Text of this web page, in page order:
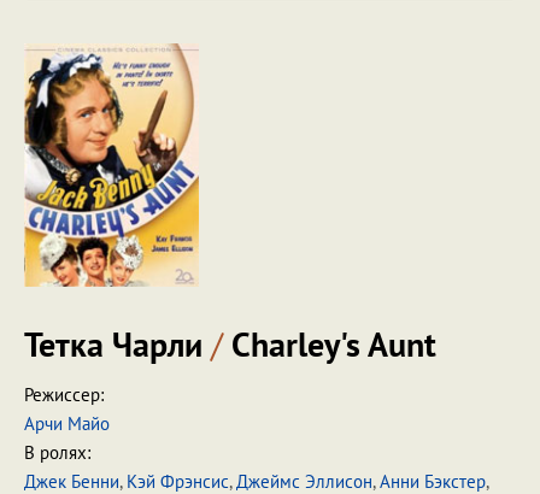
Тетка Чарли /Charley's Aunt
Режиссер:
Арчи Майо
В ролях:
Джек Бенни, Кэй Фрэнсис,Джеймс Эллисон,Анни Бэкстер,